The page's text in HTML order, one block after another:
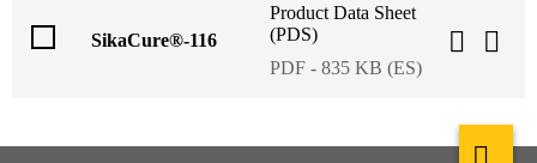
SikaCure®-116
Product Data Sheet
(PDS)
PDF - 835 KB (ES)